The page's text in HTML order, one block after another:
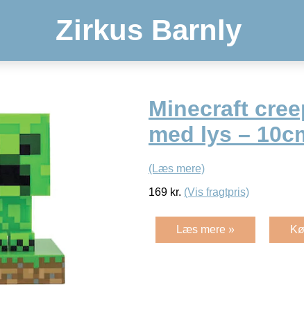
Zirkus Barnly
Minecraft
med lys –
(Læs mere)
169 kr. (Vis fragtpris)
Læs mere »